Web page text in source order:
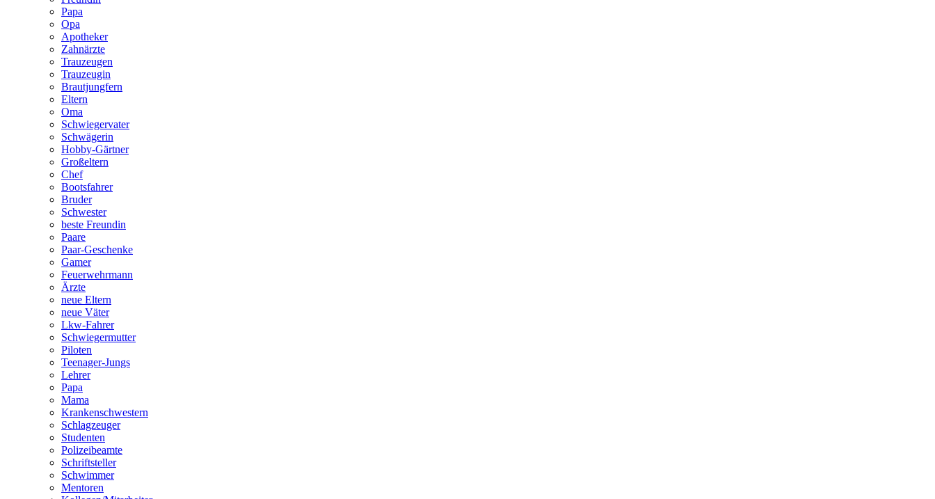
Papa
Opa
Apotheker
Zahnärzte
Trauzeugen
Trauzeugin
Brautjungfern
Eltern
Oma
Schwiegervater
Schwägerin
Hobby-Gärtner
Großeltern
Chef
Bootsfahrer
Bruder
Schwester
beste Freundin
Paare
Paar-Geschenke
Gamer
Feuerwehrmann
Ärzte
neue Eltern
neue Väter
Lkw-Fahrer
Schwiegermutter
Piloten
Teenager-Jungs
Lehrer
Papa
Mama
Krankenschwestern
Schlagzeuger
Studenten
Polizeibeamte
Schriftsteller
Schwimmer
Mentoren